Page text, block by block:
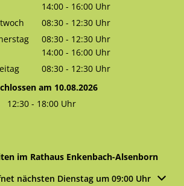
Von 08:30 bis 12:30 Uhr
14:00 - 16:00 Uhr
Von 14:00 bis 16:00 Uhr
08:30 - 12:30 Uhr
Von 08:30 bis 12:30 Uhr
08:30 - 12:30 Uhr
Von 08:30 bis 12:30 Uhr
14:00 - 16:00 Uhr
Von 14:00 bis 16:00 Uhr
08:30 - 12:30 Uhr
Von 08:30 bis 12:30 Uhr
am 10.08.2026
12:30- 18:00Uhr
im Rathaus Enkenbach-Alsenborn
Öffnungs- oder Schließzeiten
nächsten Dienstag um 09:00 Uhr